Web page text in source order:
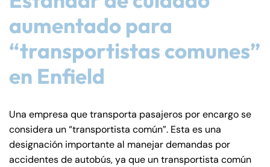
aumentado para
“transportistas comunes”
en Enfield
Una empresa que transporta pasajeros por encargo se
considera un “transportista común”. Esta es una
designación importante al manejar demandas por
accidentes de autobús, ya que un transportista común